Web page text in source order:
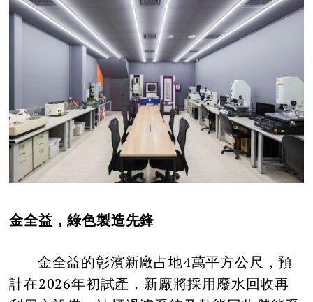
金全益，綠色製造先鋒
金全益的彰濱新廠占地4萬平方公尺，預
計在2026年初試產，新廠將採用廢水回收再